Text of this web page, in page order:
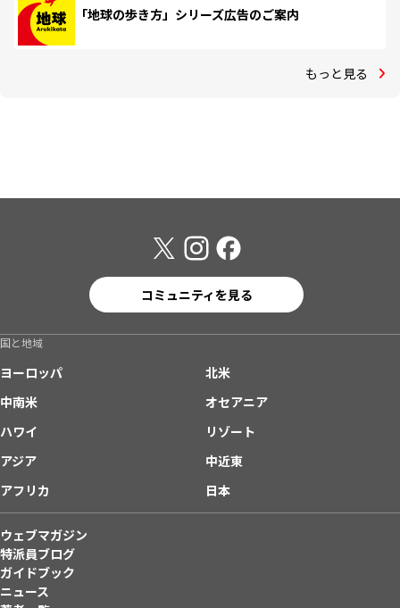
「地球の歩き方」シリーズ広告のご案内
もっと見る
コミュニティを見る
国と地域
ヨーロッパ
北米
中南米
オセアニア
ハワイ
リゾート
アジア
中近東
アフリカ
日本
ウェブマガジン
特派員ブログ
ガイドブック
ニュース